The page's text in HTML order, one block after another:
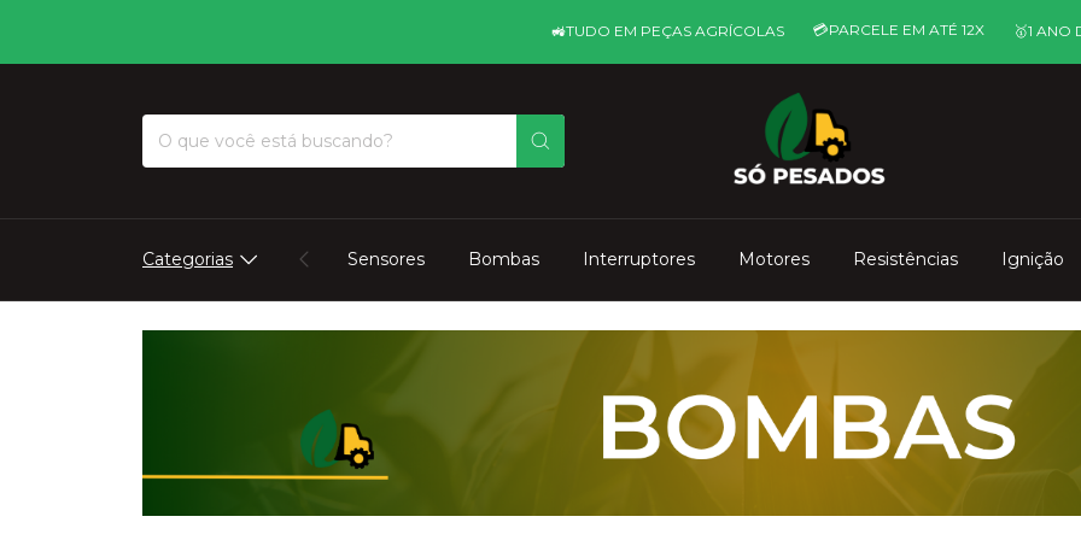
🚜ㅤTUDO EM PEÇAS AGRÍCOLAS 💳ㅤPARCELE EM ATÉ 12X 🥇ㅤ1 ANO DE
Categorias Sensores Bombas Interruptores Motores Resistências Ignição